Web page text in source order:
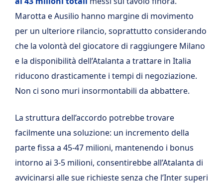
Marotta e Ausilio hanno margine di movimento
per un ulteriore rilancio, soprattutto considerando
che la volontà del giocatore di raggiungere Milano
e la disponibilità dell’Atalanta a trattare in Italia
riducono drasticamente i tempi di negoziazione.
Non ci sono muri insormontabili da abbattere.
La struttura dell’accordo potrebbe trovare
facilmente una soluzione: un incremento della
parte fissa a 45-47 milioni, mantenendo i bonus
intorno ai 3-5 milioni, consentirebbe all’Atalanta di
avvicinarsi alle sue richieste senza che l’Inter superi